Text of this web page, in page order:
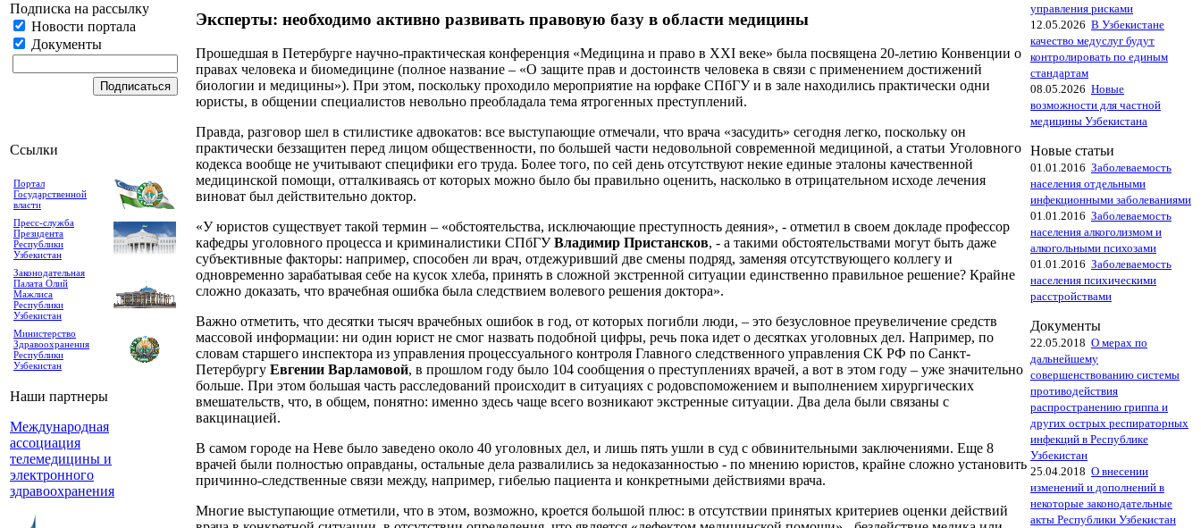
Подписка на рассылку
Новости портала
Документы
Ссылки
Портал
Государственной
власти
Пресс-служба
Президента
Республики
Узбекистан
Законодательная
Палата Олий
Мажлиса
Республики
Узбекистан
Министерство
Здравоохранения
Республики
Узбекистан
Наши партнеры
Международная
ассоциация
телемедицины и
электронного
здравоохранения
Эксперты: необходимо активно развивать правовую базу в области медицины
Прошедшая в Петербурге научно-практическая конференция «Медицина и право в XXI веке» была посвящена 20-летию Конвенции о
правах человека и биомедицине (полное название – «О защите прав и достоинств человека в связи с применением достижений
биологии и медицины»). При этом, поскольку проходило мероприятие на юрфаке СПбГУ и в зале находились практически одни
юристы, в общении специалистов невольно преобладала тема ятрогенных преступлений.
Правда, разговор шел в стилистике адвокатов: все выступающие отмечали, что врача «засудить» сегодня легко, поскольку он
практически беззащитен перед лицом общественности, по большей части недовольной современной медициной, а статьи Уголовного
кодекса вообще не учитывают специфики его труда. Более того, по сей день отсутствуют некие единые эталоны качественной
медицинской помощи, отталкиваясь от которых можно было бы правильно оценить, насколько в отрицательном исходе лечения
виноват был действительно доктор.
«У юристов существует такой термин – «обстоятельства, исключающие преступность деяния», - отметил в своем докладе профессор
кафедры уголовного процесса и криминалистики СПбГУВладимир Пристансков, - а такими обстоятельствами могут быть даже
субъективные факторы: например, способен ли врач, отдежуривший две смены подряд, заменяя отсутствующего коллегу и
одновременно зарабатывая себе на кусок хлеба, принять в сложной экстренной ситуации единственно правильное решение? Крайне
сложно доказать, что врачебная ошибка была следствием волевого решения доктора».
Важно отметить, что десятки тысяч врачебных ошибок в год, от которых погибли люди, – это безусловное преувеличение средств
массовой информации: ни один юрист не смог назвать подобной цифры, речь пока идет о десятках уголовных дел. Например, по
словам старшего инспектора из управления процессуального контроля Главного следственного управления СК РФ по Санкт-
Петербургу Евгении Варламовой, в прошлом году было 104 сообщения о преступлениях врачей, а вот в этом году – уже значительно
больше. При этом большая часть расследований происходит в ситуациях с родовспоможением и выполнением хирургических
вмешательств, что, в общем, понятно: именно здесь чаще всего возникают экстренные ситуации. Два дела были связаны с
вакцинацией.
В самом городе на Неве было заведено около 40 уголовных дел, и лишь пять ушли в суд с обвинительными заключениями. Еще 8
врачей были полностью оправданы, остальные дела развалились за недоказанностью - по мнению юристов, крайне сложно установить
причинно-следственные связи между, например, гибелью пациента и конкретными действиями врача.
Многие выступающие отметили, что в этом, возможно, кроется большой плюс: в отсутствии принятых критериев оценки действий
управления рисками
12.05.2026 В Узбекистане
качество медуслуг будут
контролировать по единым
стандартам
08.05.2026 Новые
возможности для частной
медицины Узбекистана
Новые статьи
01.01.2016 Заболеваемость
населения отдельными
инфекционными заболеваниями
01.01.2016 Заболеваемость
населения алкоголизмом и
алкогольными психозами
01.01.2016 Заболеваемость
населения психическими
расстройствами
Документы
22.05.2018 О мерах по
дальнейшему
совершенствованию системы
противодействия
распространению гриппа и
других острых респираторных
инфекций в Республике
Узбекистан
25.04.2018 О внесении
изменений и дополнений в
некоторые законодательные
акты Республики Узбекистан